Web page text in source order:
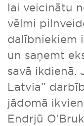
lai veicinātu
vēlmi
dalībniekiem
un saņemt
savā ikdienā.
Latvia”
jādomā
Endrjū